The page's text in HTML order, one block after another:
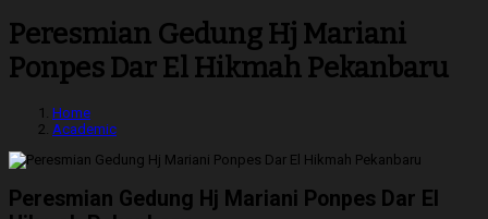
Peresmian Gedung Hj Mariani
Ponpes Dar El Hikmah Pekanbaru
Home
Academic
Peresmian Gedung Hj Mariani Ponpes Dar El